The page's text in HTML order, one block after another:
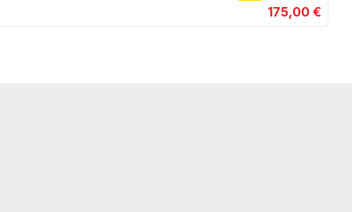
175,00 €